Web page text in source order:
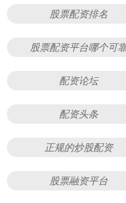
股票配资排名
股票配资平台哪个可
配资论坛
配资头条
正规的炒股配资
股票融资平台